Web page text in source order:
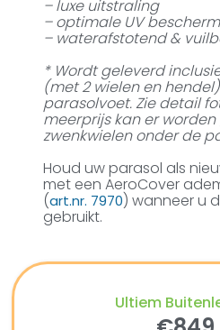
– luxe uitstraling
– optimale UV
– waterafstotend &
* Wordt geleverd
(met 2 wielen en
parasolvoet. Zie detail
meerprijs kan er worden
zwenkwielen onder de
Houd uw parasol als
met een AeroCover
(art.nr. 7970) wanneer u
gebruikt.
Ultiem